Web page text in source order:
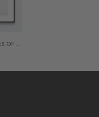
PLAKAT FIGURES OF LOUVRE 3